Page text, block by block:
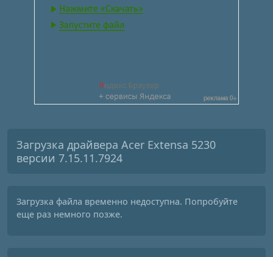
Загрузка драйвера Acer Extensa 5230
версии 7.15.11.7924
Загрузка файла временно недоступна. Попробуйте
еще раз немного позже.